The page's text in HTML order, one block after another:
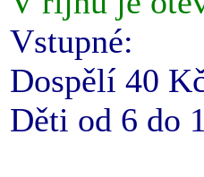
Vstupné:
Dospělí 40
Děti od 6 do